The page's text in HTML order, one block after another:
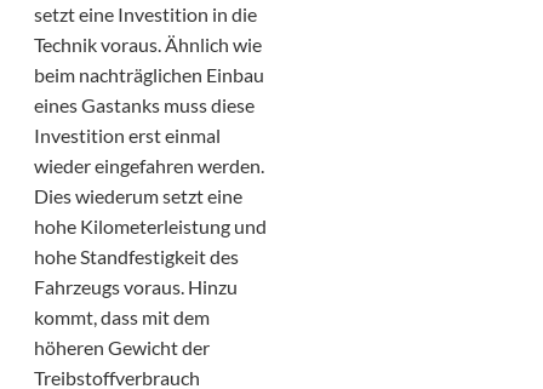
setzt eine Investition in die
Technik voraus. Ähnlich wie
beim nachträglichen Einbau
eines Gastanks muss diese
Investition erst einmal
wieder eingefahren werden.
Dies wiederum setzt eine
hohe Kilometerleistung und
hohe Standfestigkeit des
Fahrzeugs voraus. Hinzu
kommt, dass mit dem
höheren Gewicht der
Treibstoffverbrauch